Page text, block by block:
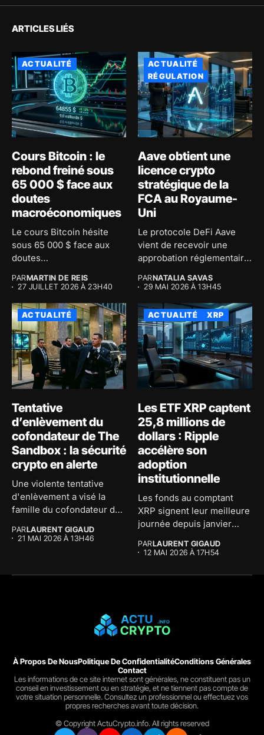
ARTICLES LIÉS
ACTUALITÉ
Cours Bitcoin : le
rebond freiné sous
65 000 $ face aux
doutes
macroéconomiques
Le cours Bitcoin hésite
sous 65 000 $ face aux
doutes
PARMARTIN DE REIS
27 JUILLET 2026 À 23H40
ACTUALITÉ
RÉGULATION
Aave obtient une
licence crypto
stratégique de la
FCA au Royaume-
Uni
Le protocole DeFi Aave
vient de recevoir une
approbation réglementaire
PARNATALIA SAVAS
29 MAI 2026 À 13H45
ACTUALITÉ
Tentative
d’enlèvement du
cofondateur de The
Sandbox : la sécurité
crypto en alerte
Une violente tentative
d'enlèvement a visé la
famille du cofondateur de
PARLAURENT GIGAUD
21 MAI 2026 À 13H46
ACTUALITÉ XRP
Les ETF XRP captent
25,8 millions de
dollars : Ripple
accélère son
adoption
institutionnelle
Les fonds au comptant
XRP signent leur meilleure
journée depuis janvier
PARLAURENT GIGAUD
12 MAI 2026 À 17H54
À Propos De NousPolitique De ConfidentialitéConditions Générales
Contact
Les informations de ce site internet sont générales, ne constituent pas un
conseil en investissement ou en stratégie, et ne tiennent pas compte de
votre situation personnelle. Consultez un professionnel ou effectuez vos
propres recherches avant toute décision.
© Copyright ActuCrypto.info. All rights reserved